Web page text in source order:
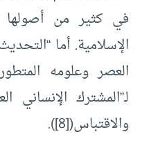
في كثير من أصولها
الإسلامية. أما
العصر وعلومه
لـ”المشترك الإنساني
والاقتباس([8]
).